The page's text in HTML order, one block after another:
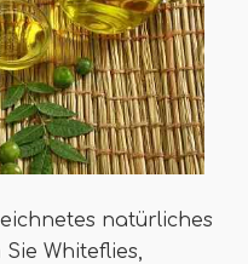
natürliches
Whiteflies,